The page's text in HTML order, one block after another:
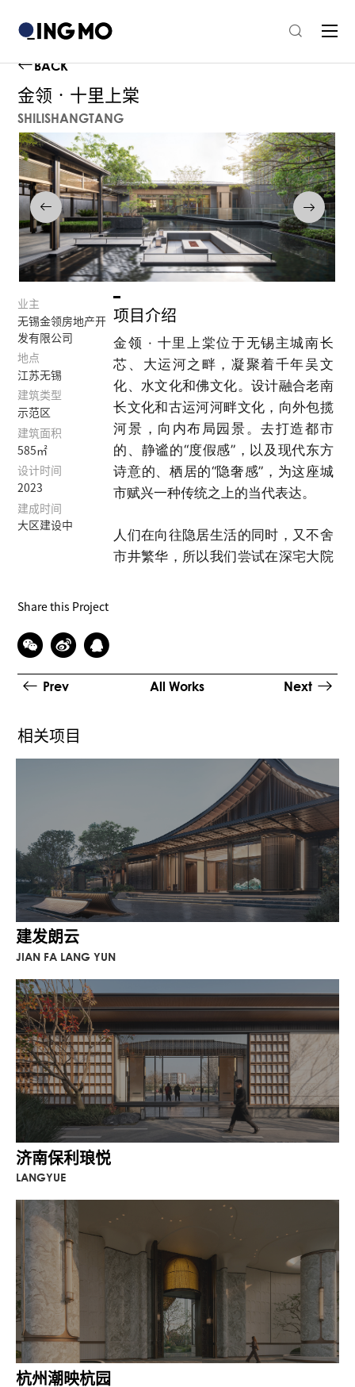
BACK
金领 · 十里上棠
SHILISHANGTANG
项目介绍
金领 · 十里上棠位于无锡主城南长
芯、大运河之畔，凝聚着千年吴文
化、水文化和佛文化。设计融合老南
长文化和古运河河畔文化，向外包揽
河景，向内布局园景。去打造都市
的、静谧的“度假感”，以及现代东方
诗意的、栖居的“隐奢感”，为这座城
市赋兴一种传统之上的当代表达。
人们在向往隐居生活的同时，又不舍
市井繁华，所以我们尝试在深宅大院
畅园为空间原型，通过游廊来连接建
无锡主城有一些跨越千年而来的古老
建筑，如崇安寺、南禅寺。金领 · 十
里上棠提取古建筑细部，用现代手法
转译这些披檐和花窗元素，衍生出倾
斜的铝板屋檐与窗棂，来处理新旧界
面之间的风貌关系。酒店式入户大堂
线条相交形成错落有致、大小不等的
花格纹样。
业主
无锡金领房地产开
发有限公司
地点
江苏无锡
建筑类型
示范区
建筑面积
585㎡
设计时间
2023
建成时间
大区建设中
Share this Project
Prev All Works Next
相关项目
建发朗云
JIAN FA LANG YUN
济南保利琅悦
LANGYUE
杭州潮映杭园